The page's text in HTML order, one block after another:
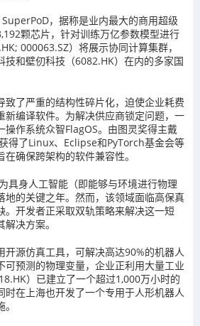
，据称是业内最大的商用超级
颗芯片，针对训练万亿参数模型进行
000063.SZ）将展示协同计算集群，
技和壁仞科技 （6082.HK）在内的多家国
致了严重的结构性碎片化，迫使企业耗费
新编译软件。为解决供应商锁定问题，一
操作系统众智FlagOS。由图灵奖得主戴
得了Linux、Eclipse和PyTorch基金会等
确保跨架构的软件兼容性。
具身人工智能（即能够与环境进行物理
地的关键之年。然而，该领域面临高保真
。开发者正采取双轨策略来解决这一短
决方案。
开源仿真工具，可解决高达90%的机器人
可预测的物理变量，企业正利用大量工业
）已建立了一个超过1,000万小时的
时在上海也开发了一个专用于人形机器人